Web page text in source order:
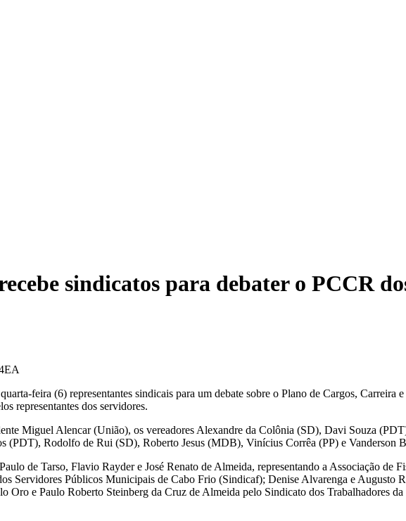
sindicatos para debater o PCCR
feira (6) representantes sindicais para um debate sobre o Plano de Cargos,
representantes dos servidores.
Miguel Alencar (União), os vereadores Alexandre da Colônia (SD), Davi Souza
(PDT), Rodolfo de Rui (SD), Roberto Jesus (MDB), Vinícius Corrêa (PP) e Vanderson
de Tarso, Flavio Rayder e José Renato de Almeida, representando a Associação
Servidores Públicos Municipais de Cabo Frio (Sindicaf); Denise Alvarenga e Augusto
e Paulo Roberto Steinberg da Cruz de Almeida pelo Sindicato dos Trabalhadores da